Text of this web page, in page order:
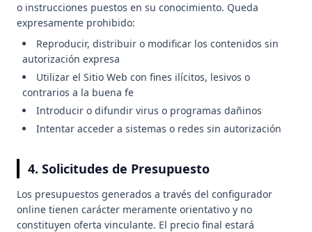
o instrucciones puestos en su conocimiento. Queda
expresamente prohibido:
Reproducir, distribuir o modificar los contenidos sin
autorización expresa
Utilizar el Sitio Web con fines ilícitos, lesivos o
contrarios a la buena fe
Introducir o difundir virus o programas dañinos
Intentar acceder a sistemas o redes sin autorización
4. Solicitudes de Presupuesto
Los presupuestos generados a través del configurador
online tienen carácter meramente orientativo y no
constituyen oferta vinculante. El precio final estará